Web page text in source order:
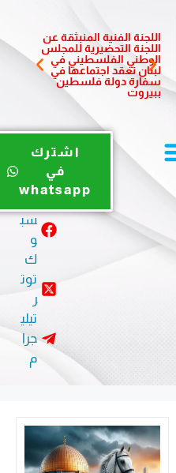
اللجنة الفنية المنبثقة عن
اللجنة التحضيرية للمجلس
الوطني الفلسطيني في
لبنان تعقد اجتماعها في
سفارة دولة فلسطين
ببيروت
يو
ب
سب
و
توت
ر
تيلي
جرا
اشترك
في
whatsapp